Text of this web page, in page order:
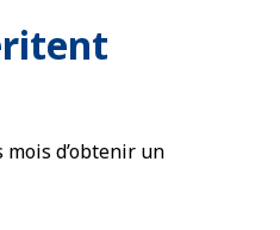
d’obtenir un